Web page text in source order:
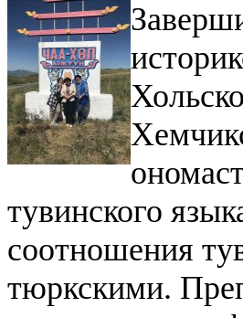
тувинского
соотношения
тюркскими.